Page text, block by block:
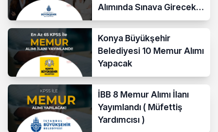
Alımında Sınava Girecek
712 Aday Belli Oldu
Konya Büyükşehir
Belediyesi 10 Memur Alımı
Yapacak
İBB 8 Memur Alımı İlanı
Yayımlandı ( Müfettiş
Yardımcısı )